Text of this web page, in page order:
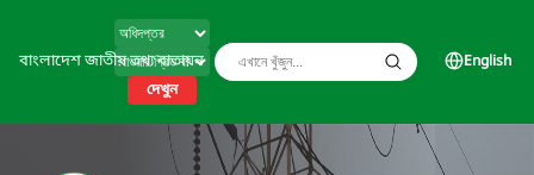
বাংলাদেশ জাতীয় তথ্য বাতায়ন
দেখুন
English